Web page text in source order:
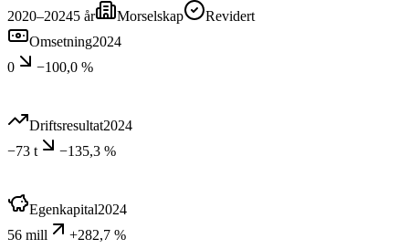
2020–20245 år Morselskap
Revidert
Omsetning2024
0
−100,0 %
Driftsresultat2024
−73 t
−135,3 %
Egenkapital2024
56 mill
+282,7 %